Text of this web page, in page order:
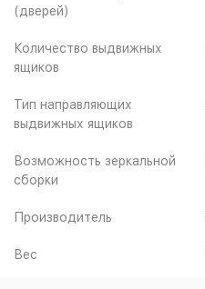
(дверей)
Количество выдвижных
ящиков
Тип направляющих
выдвижных ящиков
Возможность зеркальной
сборки
Производитель
Вес